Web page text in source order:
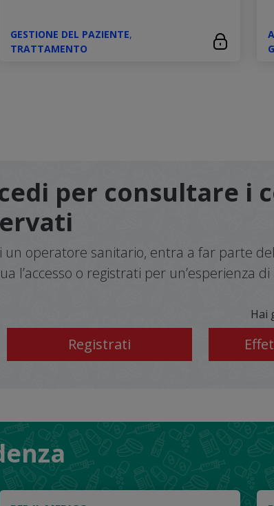
GESTIONE DEL PAZIENTE,
TRATTAMENTO
per consultare i
un operatore sanitario, entra a far parte
l’accesso o registrati per un’esperienza
Registrati
Hai